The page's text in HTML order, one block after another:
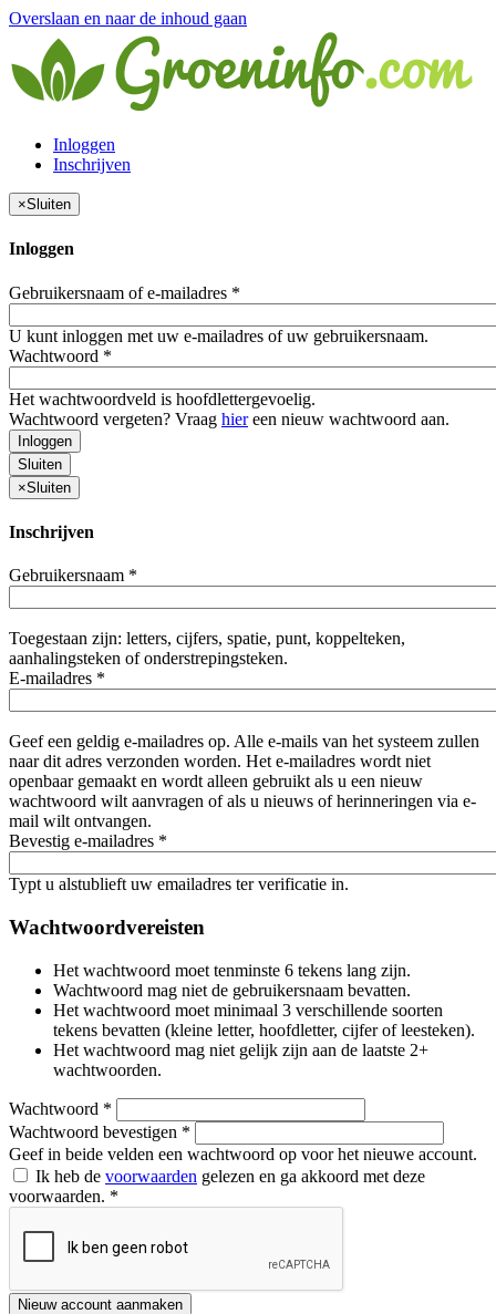
Overslaan en naar de inhoud gaan
Inloggen
Inschrijven
×Sluiten
Inloggen
Gebruikersnaam of e-mailadres *
U kunt inloggen met uw e-mailadres of uw gebruikersnaam.
Wachtwoord *
Het wachtwoordveld is hoofdlettergevoelig.
Wachtwoord vergeten? Vraag hiereen nieuw wachtwoord aan.
Inloggen
Sluiten
×Sluiten
Inschrijven
Gebruikersnaam *
Toegestaan zijn: letters, cijfers, spatie, punt, koppelteken,
aanhalingsteken of onderstrepingsteken.
E-mailadres *
Geef een geldig e-mailadres op. Alle e-mails van het systeem zullen
naar dit adres verzonden worden. Het e-mailadres wordt niet
openbaar gemaakt en wordt alleen gebruikt als u een nieuw
wachtwoord wilt aanvragen of als u nieuws of herinneringen via e-
mail wilt ontvangen.
Bevestig e-mailadres *
Typt u alstublieft uw emailadres ter verificatie in.
Wachtwoordvereisten
Het wachtwoord moet tenminste 6 tekens lang zijn.
Wachtwoord mag niet de gebruikersnaam bevatten.
Het wachtwoord moet minimaal 3 verschillende soorten
tekens bevatten (kleine letter, hoofdletter, cijfer of leesteken).
Het wachtwoord mag niet gelijk zijn aan de laatste 2+
wachtwoorden.
Wachtwoord *
Wachtwoord bevestigen *
Geef in beide velden een wachtwoord op voor het nieuwe account.
Ik heb de voorwaarden gelezen en ga akkoord met deze
voorwaarden. *
Nieuw account aanmaken